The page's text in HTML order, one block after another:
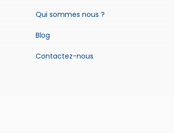
Qui sommes nous ?
Blog
Contactez-nous